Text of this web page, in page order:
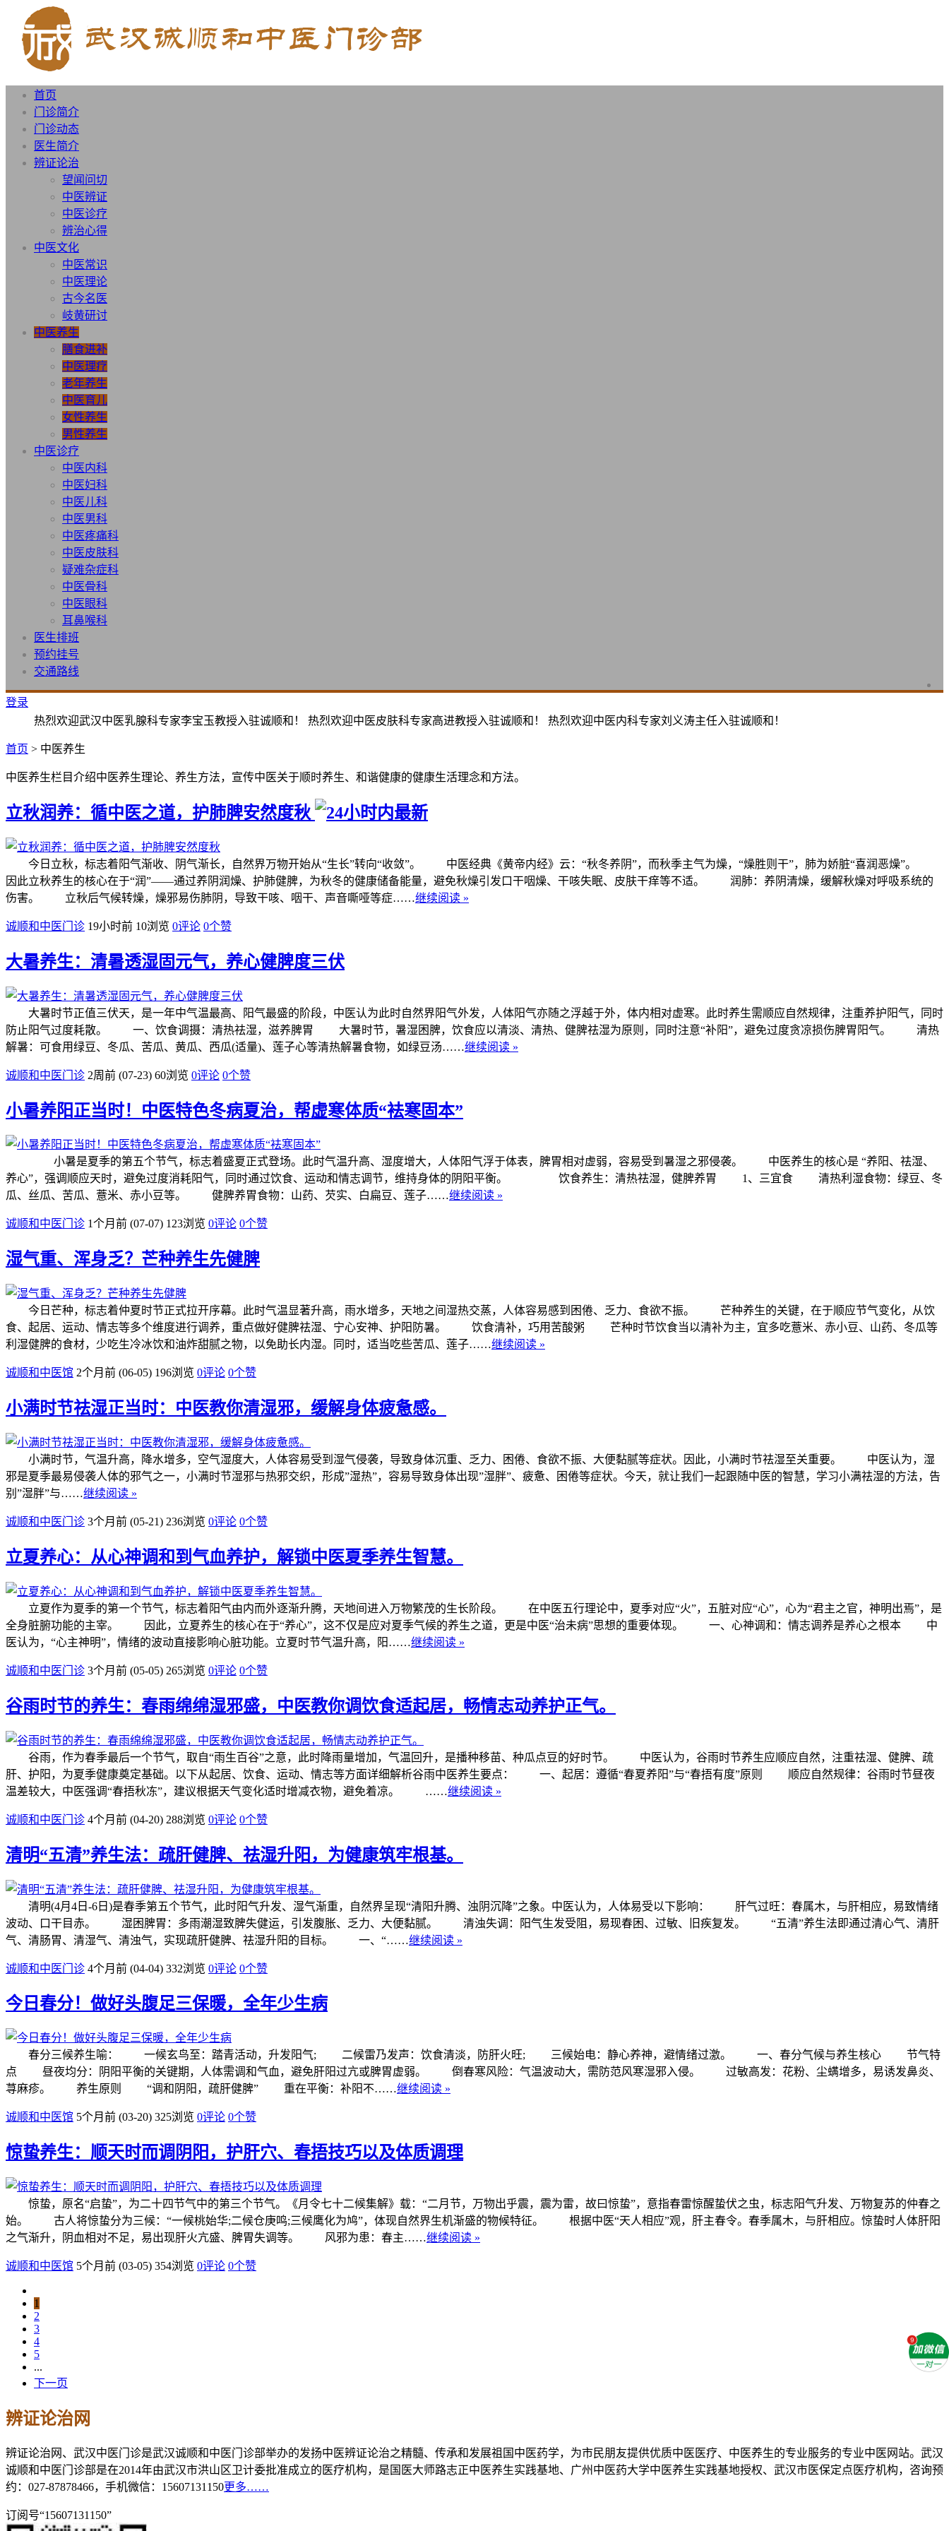
首页
门诊简介
门诊动态
医生简介
辨证论治
望闻问切
中医辨证
中医诊疗
辨治心得
中医文化
中医常识
中医理论
古今名医
岐黄研讨
中医养生
膳食进补
中医理疗
老年养生
中医育儿
女性养生
男性养生
中医诊疗
中医内科
中医妇科
中医儿科
中医男科
中医疼痛科
中医皮肤科
疑难杂症科
中医骨科
中医眼科
耳鼻喉科
医生排班
预约挂号
交通路线
登录
热烈欢迎武汉中医乳腺科专家李宝玉教授入驻诚顺和！ 热烈欢迎中医皮肤科专家高进教授入驻诚顺和！ 热烈欢迎中医内科专家刘义涛主任入驻诚顺和！
首页 > 中医养生
中医养生栏目介绍中医养生理论、养生方法，宣传中医关于顺时养生、和谐健康的健康生活理念和方法。
立秋润养：循中医之道，护肺脾安然度秋
今日立秋，标志着阳气渐收、阴气渐长，自然界万物开始从“生长”转向“收敛”。 中医经典《黄帝内经》云：“秋冬养阴”，而秋季主气为燥，“燥胜则干”，肺为娇脏“喜润恶燥”。
因此立秋养生的核心在于“润”——通过养阴润燥、护肺健脾，为秋冬的健康储备能量，避免秋燥引发口干咽燥、干咳失眠、皮肤干痒等不适。 润肺：养阴清燥，缓解秋燥对呼吸系统的
伤害。 立秋后气候转燥，燥邪易伤肺阴，导致干咳、咽干、声音嘶哑等症……继续阅读 »
诚顺和中医门诊 19小时前 10浏览 0评论 0个赞
大暑养生：清暑透湿固元气，养心健脾度三伏
大暑时节正值三伏天，是一年中气温最高、阳气最盛的阶段，中医认为此时自然界阳气外发，人体阳气亦随之浮越于外，体内相对虚寒。此时养生需顺应自然规律，注重养护阳气，同时
防止阳气过度耗散。 一、饮食调摄：清热祛湿，滋养脾胃 大暑时节，暑湿困脾，饮食应以清淡、清热、健脾祛湿为原则，同时注意“补阳”，避免过度贪凉损伤脾胃阳气。 清热
解暑：可食用绿豆、冬瓜、苦瓜、黄瓜、西瓜(适量)、莲子心等清热解暑食物，如绿豆汤……继续阅读 »
诚顺和中医门诊 2周前 (07-23) 60浏览 0评论 0个赞
小暑养阳正当时！中医特色冬病夏治，帮虚寒体质“袪寒固本”
小暑是夏季的第五个节气，标志着盛夏正式登场。此时气温升高、湿度增大，人体阳气浮于体表，脾胃相对虚弱，容易受到暑湿之邪侵袭。 中医养生的核心是 “养阳、祛湿、
养心”，强调顺应天时，避免过度消耗阳气，同时通过饮食、运动和情志调节，维持身体的阴阳平衡。 饮食养生：清热祛湿，健脾养胃 1、三宜食 清热利湿食物：绿豆、冬
瓜、丝瓜、苦瓜、薏米、赤小豆等。 健脾养胃食物：山药、芡实、白扁豆、莲子……继续阅读 »
诚顺和中医门诊 1个月前 (07-07) 123浏览 0评论 0个赞
湿气重、浑身乏？芒种养生先健脾
今日芒种，标志着仲夏时节正式拉开序幕。此时气温显著升高，雨水增多，天地之间湿热交蒸，人体容易感到困倦、乏力、食欲不振。 芒种养生的关键，在于顺应节气变化，从饮
食、起居、运动、情志等多个维度进行调养，重点做好健脾祛湿、宁心安神、护阳防暑。 饮食清补，巧用苦酸粥 芒种时节饮食当以清补为主，宜多吃薏米、赤小豆、山药、冬瓜等
利湿健脾的食材，少吃生冷冰饮和油炸甜腻之物，以免助长内湿。同时，适当吃些苦瓜、莲子……继续阅读 »
诚顺和中医馆 2个月前 (06-05) 196浏览 0评论 0个赞
小满时节祛湿正当时：中医教你清湿邪，缓解身体疲惫感。
小满时节，气温升高，降水增多，空气湿度大，人体容易受到湿气侵袭，导致身体沉重、乏力、困倦、食欲不振、大便黏腻等症状。因此，小满时节祛湿至关重要。 中医认为，湿
邪是夏季最易侵袭人体的邪气之一，小满时节湿邪与热邪交织，形成”湿热”，容易导致身体出现”湿胖”、疲惫、困倦等症状。今天，就让我们一起跟随中医的智慧，学习小满祛湿的方法，告
别”湿胖”与……继续阅读 »
诚顺和中医门诊 3个月前 (05-21) 236浏览 0评论 0个赞
立夏养心：从心神调和到气血养护，解锁中医夏季养生智慧。
立夏作为夏季的第一个节气，标志着阳气由内而外逐渐升腾，天地间进入万物繁茂的生长阶段。 在中医五行理论中，夏季对应“火”，五脏对应“心”，心为“君主之官，神明出焉”，是
全身脏腑功能的主宰。 因此，立夏养生的核心在于“养心”，这不仅是应对夏季气候的养生之道，更是中医“治未病”思想的重要体现。 一、心神调和：情志调养是养心之根本 中
医认为，“心主神明”，情绪的波动直接影响心脏功能。立夏时节气温升高，阳……继续阅读 »
诚顺和中医门诊 3个月前 (05-05) 265浏览 0评论 0个赞
谷雨时节的养生：春雨绵绵湿邪盛，中医教你调饮食适起居，畅情志动养护正气。
谷雨，作为春季最后一个节气，取自“雨生百谷”之意，此时降雨量增加，气温回升，是播种移苗、种瓜点豆的好时节。 中医认为，谷雨时节养生应顺应自然，注重祛湿、健脾、疏
肝、护阳，为夏季健康奠定基础。以下从起居、饮食、运动、情志等方面详细解析谷雨中医养生要点： 一、起居：遵循“春夏养阳”与“春捂有度”原则 顺应自然规律：谷雨时节昼夜
温差较大，中医强调“春捂秋冻”，建议根据天气变化适时增减衣物，避免着凉。 ……继续阅读 »
诚顺和中医门诊 4个月前 (04-20) 288浏览 0评论 0个赞
清明“五清”养生法：疏肝健脾、祛湿升阳，为健康筑牢根基。
清明(4月4日-6日)是春季第五个节气，此时阳气升发、湿气渐重，自然界呈现“清阳升腾、浊阴沉降”之象。中医认为，人体易受以下影响： 肝气过旺：春属木，与肝相应，易致情绪
波动、口干目赤。 湿困脾胃：多雨潮湿致脾失健运，引发腹胀、乏力、大便黏腻。 清浊失调：阳气生发受阻，易现春困、过敏、旧疾复发。 “五清”养生法即通过清心气、清肝
气、清肠胃、清湿气、清浊气，实现疏肝健脾、祛湿升阳的目标。 一、“……继续阅读 »
诚顺和中医门诊 4个月前 (04-04) 332浏览 0评论 0个赞
今日春分！做好头腹足三保暖，全年少生病
春分三候养生喻： 一候玄鸟至：踏青活动，升发阳气; 二候雷乃发声：饮食清淡，防肝火旺; 三候始电：静心养神，避情绪过激。 一、春分气候与养生核心 节气特
点 昼夜均分：阴阳平衡的关键期，人体需调和气血，避免肝阳过亢或脾胃虚弱。 倒春寒风险：气温波动大，需防范风寒湿邪入侵。 过敏高发：花粉、尘螨增多，易诱发鼻炎、
荨麻疹。 养生原则 “调和阴阳，疏肝健脾” 重在平衡：补阳不……继续阅读 »
诚顺和中医馆 5个月前 (03-20) 325浏览 0评论 0个赞
惊蛰养生：顺天时而调阴阳，护肝穴、春捂技巧以及体质调理
惊蛰，原名“启蛰”，为二十四节气中的第三个节气。《月令七十二候集解》载：“二月节，万物出乎震，震为雷，故曰惊蛰”，意指春雷惊醒蛰伏之虫，标志阳气升发、万物复苏的仲春之
始。 古人将惊蛰分为三候：“一候桃始华;二候仓庚鸣;三候鹰化为鸠”，体现自然界生机渐盛的物候特征。 根据中医“天人相应”观，肝主春令。春季属木，与肝相应。惊蛰时人体肝阳
之气渐升，阴血相对不足，易出现肝火亢盛、脾胃失调等。 风邪为患：春主……继续阅读 »
诚顺和中医馆 5个月前 (03-05) 354浏览 0评论 0个赞
1
2
3
4
5
...
下一页
辨证论治网
辨证论治网、武汉中医门诊是武汉诚顺和中医门诊部举办的发扬中医辨证论治之精髓、传承和发展祖国中医药学，为市民朋友提供优质中医医疗、中医养生的专业服务的专业中医网站。武汉
诚顺和中医门诊部是在2014年由武汉市洪山区卫计委批准成立的医疗机构，是国医大师路志正中医养生实践基地、广州中医药大学中医养生实践基地授权、武汉市医保定点医疗机构，咨询预
约：027-87878466，手机微信：15607131150更多……
订阅号“15607131150”